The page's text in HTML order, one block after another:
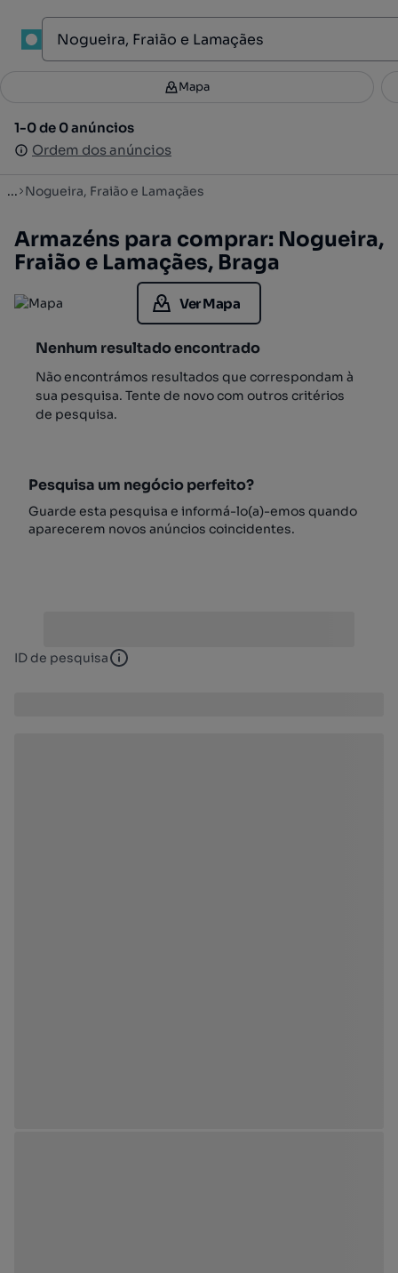
Filtros 2
1-0 de 0 anúncios
Ordem dos anúncios
Mapa
1-0 de 0 anúncios
Ordem dos anúncios
... Nogueira, Fraião e Lamaçães
Armazéns para comprar: Nogueira,
Fraião e Lamaçães, Braga
Ver Mapa
Nenhum resultado encontrado
Não encontrámos resultados que correspondam à
sua pesquisa. Tente de novo com outros critérios
de pesquisa.
Pesquisa um negócio perfeito?
Guarde esta pesquisa e informá-lo(a)-emos quando
aparecerem novos anúncios coincidentes.
ID de pesquisa ID de pesquisa